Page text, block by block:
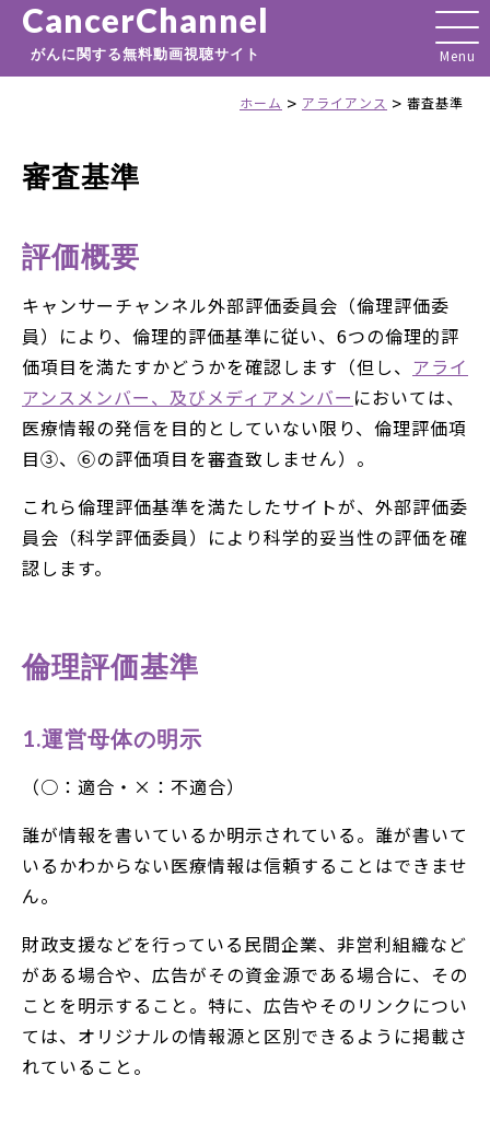
CancerChannel
がんに関する無料動画視聴サイト
ホーム > アライアンス > 審査基準
審査基準
評価概要
キャンサーチャンネル外部評価委員会（倫理評価委
員）により、倫理的評価基準に従い、6つの倫理的評
価項目を満たすかどうかを確認します（但し、 アライ
アンスメンバー、及びメディアメンバー においては、
医療情報の発信を目的としていない限り、倫理評価項
目③、⑥の評価項目を審査致しません）。
これら倫理評価基準を満たしたサイトが、外部評価委
員会（科学評価委員）により科学的妥当性の評価を確
認します。
倫理評価基準
1.運営母体の明示
（○：適合・×：不適合）
誰が情報を書いているか明示されている。誰が書いて
いるかわからない医療情報は信頼することはできませ
ん。
財政支援などを行っている民間企業、非営利組織など
がある場合や、広告がその資金源である場合に、その
ことを明示すること。特に、広告やそのリンクについ
ては、オリジナルの情報源と区別できるように掲載さ
れていること。